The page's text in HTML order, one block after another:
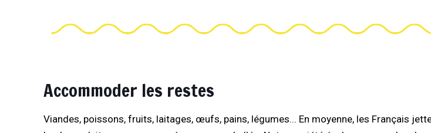
Accommoder les restes
Viandes, poissons, fruits, laitages, œufs, pains, légumes... En moyenne, les Français